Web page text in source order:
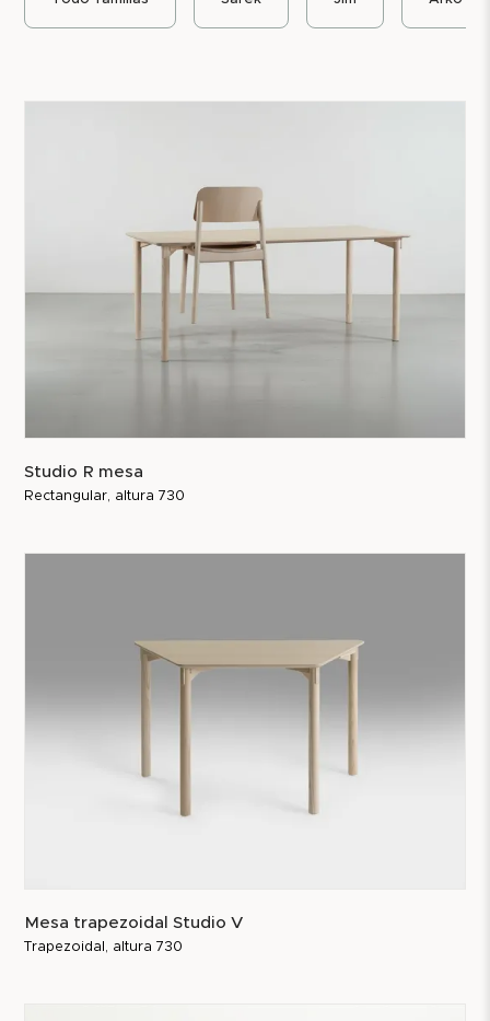
repuestos de 10 años.
Studio R mesa
Rectangular, altura 730
Mesa trapezoidal Studio V
Trapezoidal, altura 730